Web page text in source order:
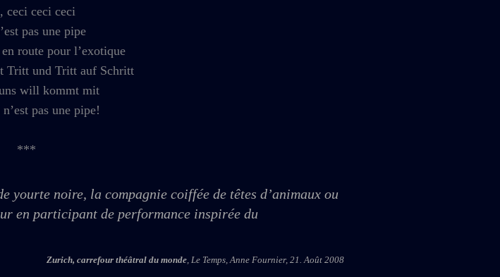
ceci ceci ceci
pas une pipe
route pour l’exotique
Tritt und Tritt auf Schritt
will kommt mit
pas une pipe!
***
yourte noire, la compagnie coiffée de têtes d’animaux ou
en participant de performance inspirée du
Zurich, carrefour théâtral du monde, Le Temps, Anne Fournier, 21. Août 2008